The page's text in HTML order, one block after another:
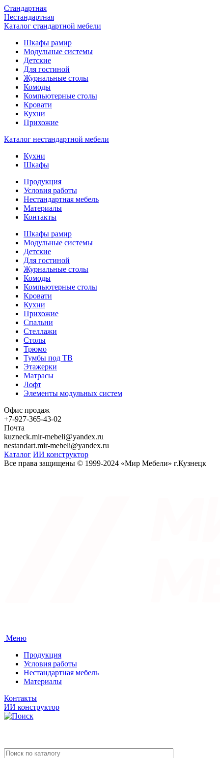
Стандартная
Нестандартная
Каталог стандартной мебели
Шкафы рамир
Модульные системы
Детские
Для гостиной
Журнальные столы
Комоды
Компьютерные столы
Кровати
Кухни
Прихожие
Каталог нестандартной мебели
Кухни
Шкафы
Продукция
Условия работы
Нестандартная мебель
Материалы
Контакты
Шкафы рамир
Модульные системы
Детские
Для гостиной
Журнальные столы
Комоды
Компьютерные столы
Кровати
Кухни
Прихожие
Спальни
Стеллажи
Столы
Трюмо
Тумбы под ТВ
Этажерки
Матрасы
Лофт
Элементы модульных систем
Офис продаж
+7-927-365-43-02
Почта
kuzneck.mir-mebeli@yandex.ru
nestandart.mir-mebeli@yandex.ru
Каталог ИИ конструктор
Все права защищены © 1999-2024 «Мир Мебели» г.Кузнецк
Меню
Продукция
Условия работы
Нестандартная мебель
Материалы
Контакты
ИИ конструктор